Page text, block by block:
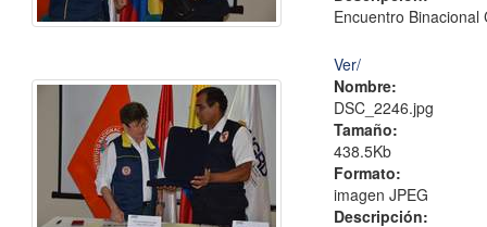
Encuentro Binacional
Ver/
Nombre:
DSC_2246.jpg
Tamaño:
438.5Kb
Formato:
imagen JPEG
Descripción: